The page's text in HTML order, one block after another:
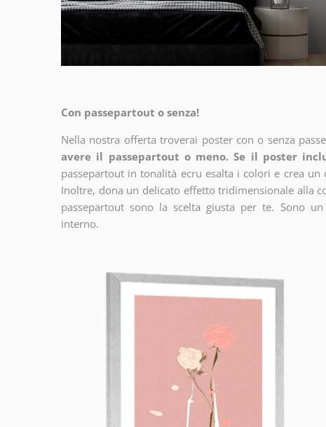
Con passepartout o senza!
Nella nostra offerta troverai poster con o senza
avere il passepartout o meno. Se il poster
passepartout in tonalità ecru esalta i colori e crea
Inoltre, dona un delicato effetto tridimensionale alla
passepartout sono la scelta giusta per te. Sono
interno.